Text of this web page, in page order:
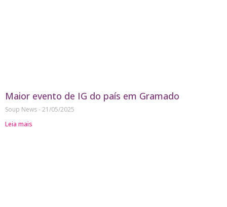
Maior evento de IG do país em Gramado
Soup News 21/05/2025
Leia mais